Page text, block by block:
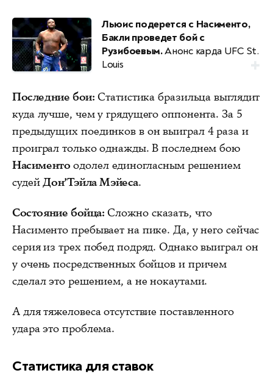
Льюис подерется с Насименто,
Бакли проведет бой с
Рузибоевым.Анонс карда UFC St.
Louis
Последние бои: Статистика бразильца выглядит
куда лучше, чем у грядущего оппонента. За 5
предыдущих поединков в он выиграл 4 раза и
проиграл только однажды. В последнем бою
Насименто одолел единогласным решением
судейДон’Тэйла Мэйеса.
Состояние бойца: Сложно сказать, что
Насименто пребывает на пике. Да, у него сейчас
серия из трех побед подряд. Однако выиграл он
у очень посредственных бойцов и причем
сделал это решением, а не нокаутами.
А для тяжеловеса отсутствие поставленного
удара это проблема.
Статистика для ставок